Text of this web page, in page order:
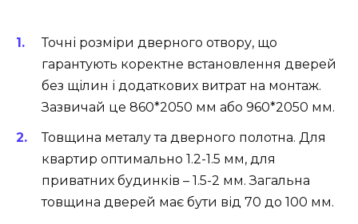
Точні розміри дверного отвору, що
гарантують коректне встановлення дверей
без щілин і додаткових витрат на монтаж.
Зазвичай це 860*2050 мм або 960*2050 мм.
Товщина металу та дверного полотна. Для
квартир оптимально 1.2-1.5 мм, для
приватних будинків – 1.5-2 мм. Загальна
товщина дверей має бути від 70 до 100 мм.